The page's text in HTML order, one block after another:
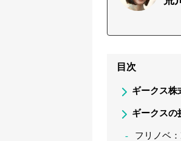
目次
ギークス株
ギークスの
フリノベ